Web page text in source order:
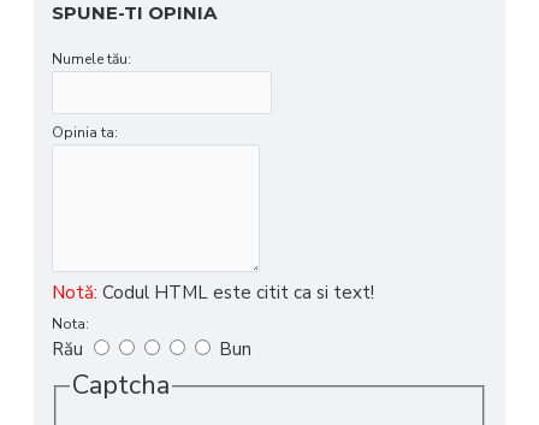
SPUNE-TI OPINIA
Numele tău:
Opinia ta:
Notă: Codul HTML este citit ca si text!
Nota:
Rău Bun
Captcha